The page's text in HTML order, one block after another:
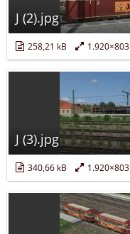
J (2).jpg
258,21 kB 1.920×803
J (3).jpg
340,66 kB 1.920×803